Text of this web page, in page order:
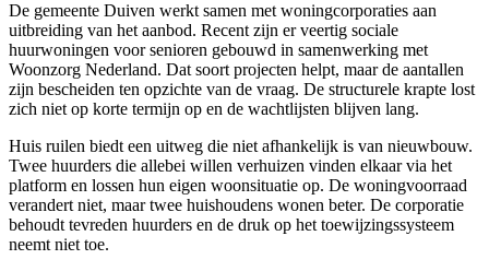
De gemeente Duiven werkt samen met woningcorporaties aan
uitbreiding van het aanbod. Recent zijn er veertig sociale
huurwoningen voor senioren gebouwd in samenwerking met
Woonzorg Nederland. Dat soort projecten helpt, maar de aantallen
zijn bescheiden ten opzichte van de vraag. De structurele krapte lost
zich niet op korte termijn op en de wachtlijsten blijven lang.
Huis ruilen biedt een uitweg die niet afhankelijk is van nieuwbouw.
Twee huurders die allebei willen verhuizen vinden elkaar via het
platform en lossen hun eigen woonsituatie op. De woningvoorraad
verandert niet, maar twee huishoudens wonen beter. De corporatie
behoudt tevreden huurders en de druk op het toewijzingssysteem
neemt niet toe.